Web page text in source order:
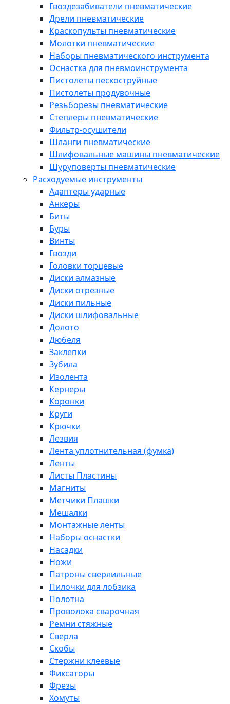
Гвоздезабиватели пневматические
Дрели пневматические
Краскопульты пневматические
Молотки пневматические
Наборы пневматического инструмента
Оснастка для пневмоинструмента
Пистолеты пескоструйные
Пистолеты продувочные
Резьборезы пневматические
Степлеры пневматические
Фильтр-осушители
Шланги пневматические
Шлифовальные машины пневматические
Шуруповерты пневматические
Расходуемые инструменты
Адаптеры ударные
Анкеры
Биты
Буры
Винты
Гвозди
Головки торцевые
Диски алмазные
Диски отрезные
Диски пильные
Диски шлифовальные
Долото
Дюбеля
Заклепки
Зубила
Изолента
Кернеры
Коронки
Круги
Крючки
Лезвия
Лента уплотнительная (фумка)
Ленты
Листы Пластины
Магниты
Метчики Плашки
Мешалки
Монтажные ленты
Наборы оснастки
Насадки
Ножи
Патроны сверлильные
Пилочки для лобзика
Полотна
Проволока сварочная
Ремни стяжные
Сверла
Скобы
Стержни клеевые
Фиксаторы
Фрезы
Хомуты